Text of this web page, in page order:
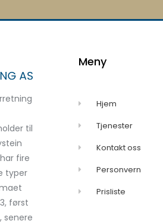
til
fire
typer
først
senere
Meny
Hjem
Tjenester
Kontakt oss
Personvern
Prisliste